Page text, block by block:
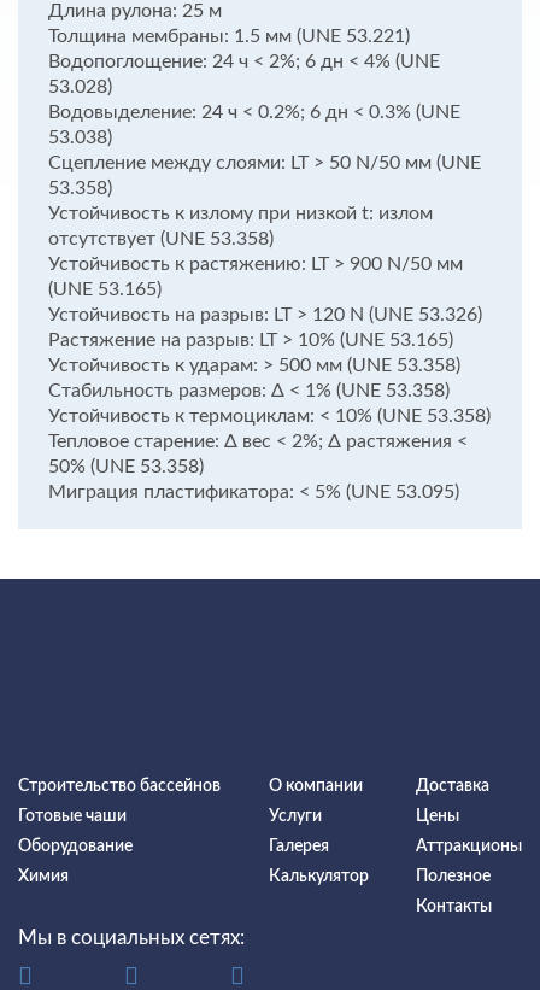
Длина рулона: 25 м
Толщина мембраны: 1.5 мм (UNE 53.221)
Водопоглощение: 24 ч < 2%; 6 дн < 4% (UNE
53.028)
Водовыделение: 24 ч < 0.2%; 6 дн < 0.3% (UNE
53.038)
Сцепление между слоями: LT > 50 N/50 мм (UNE
53.358)
Устойчивость к излому при низкой t: излом
отсутствует (UNE 53.358)
Устойчивость к растяжению: LT > 900 N/50 мм
(UNE 53.165)
Устойчивость на разрыв: LT > 120 N (UNE 53.326)
Растяжение на разрыв: LT > 10% (UNE 53.165)
Устойчивость к ударам: > 500 мм (UNE 53.358)
Стабильность размеров: Δ < 1% (UNE 53.358)
Устойчивость к термоциклам: < 10% (UNE 53.358)
Тепловое старение: Δ вес < 2%; Δ растяжения <
50% (UNE 53.358)
Миграция пластификатора: < 5% (UNE 53.095)
Строительство бассейнов
Готовые чаши
Оборудование
Химия
О компании
Услуги
Галерея
Калькулятор
Доставка
Цены
Аттракционы
Полезное
Контакты
Мы в социальных сетях: